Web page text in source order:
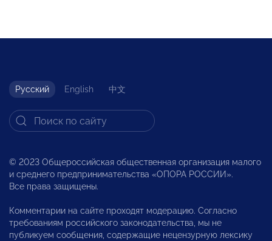
Русский English 中文
© 2023 Общероссийская общественная организация малого
и среднего предпринимательства «ОПОРА РОССИИ».
Все права защищены.
Комментарии на сайте проходят модерацию. Согласно
требованиям российского законодательства, мы не
публикуем сообщения, содержащие нецензурную лексику